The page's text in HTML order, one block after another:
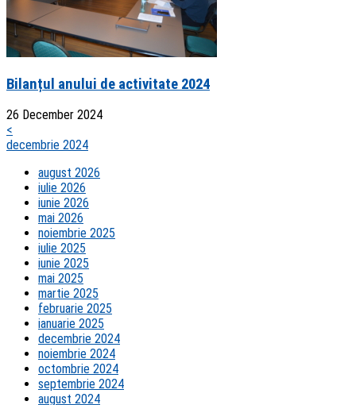
Bilanțul anului de activitate 2024
26 December 2024
<
decembrie 2024
august 2026
iulie 2026
iunie 2026
mai 2026
noiembrie 2025
iulie 2025
iunie 2025
mai 2025
martie 2025
februarie 2025
ianuarie 2025
decembrie 2024
noiembrie 2024
octombrie 2024
septembrie 2024
august 2024